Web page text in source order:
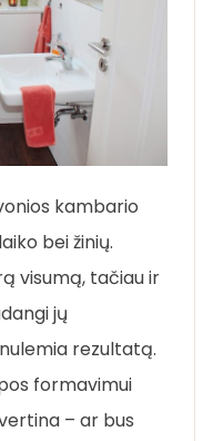
kambario
bei žinių.
visumą, tačiau ir
jų
rezultatą.
formavimui
– ar bus